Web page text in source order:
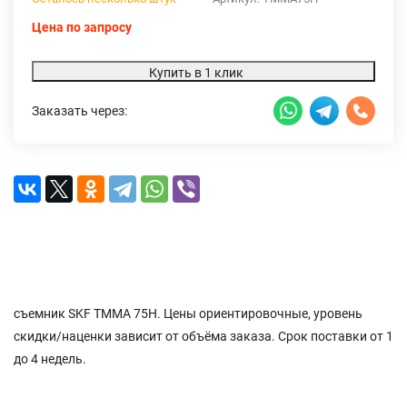
Цена по запросу
Купить в 1 клик
Заказать через:
съемник SKF TMMA 75H. Цены ориентировочные, уровень
скидки/наценки зависит от объёма заказа. Срок поставки от 1
до 4 недель.